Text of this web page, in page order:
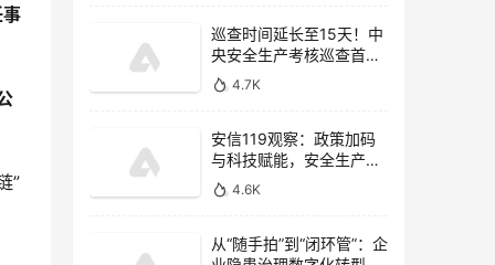
”
巡查时间延长至15天！中
央安全生产考核巡查首次
开展监管执法专项检查
4.7K
安信119观察：政策加码
与科技赋能，安全生产信
息化驶入“快车道”
4.6K
从“随手拍”到“闭环管”：企